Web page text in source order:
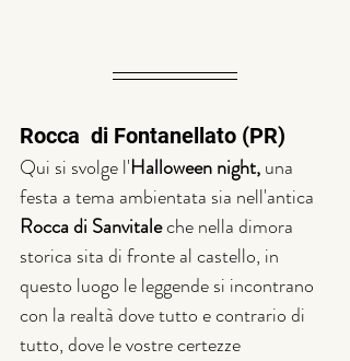
Rocca  di Fontanellato (PR)
Qui si svolge l'Halloween night, una
festa a tema ambientata sia nell'antica
Rocca di Sanvitale che nella dimora
storica sita di fronte al castello, in
questo luogo le leggende si incontrano
con la realtà dove tutto e contrario di
tutto, dove le vostre certezze